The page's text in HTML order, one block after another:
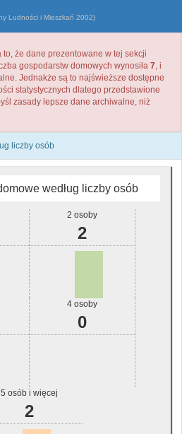
Ludności i Mieszkań 2002)
to, że dane prezentowane w tej sekcji
gospodarstw domowych wynosiła 7, i
Jednakże są to najświeższe dostępne
statystycznych dlatego przedstawione
zasady lepsze dane archiwalne, niż
liczby osób
według liczby osób
2 osoby
2
4 osoby
0
5 osób i więcej
2